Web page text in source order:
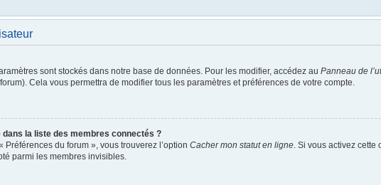
sont stockés dans notre base de données. Pour les modifier, accédez au Panneau de
Cela vous permettra de modifier tous les paramètres et préférences de votre compte.
la liste des membres connectés ?
du forum », vous trouverez l’option Cacher mon statut en ligne. Si vous activez
parmi les membres invisibles.